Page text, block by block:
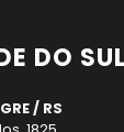
DO SUL
/ RS